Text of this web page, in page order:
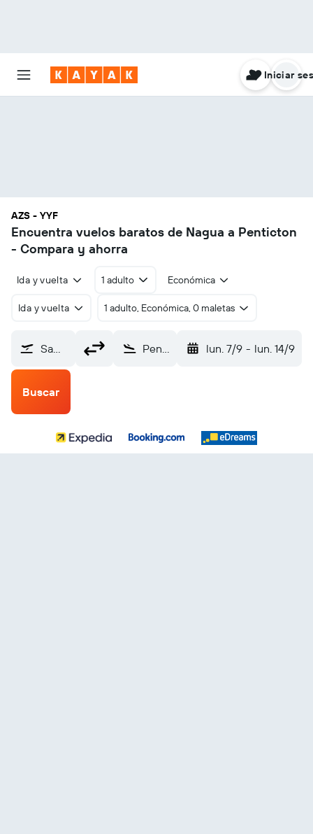
Iniciar
AZS - YYF
Encuentra vuelos baratos de Nagua a Penticton
- Compara y ahorra
Ida y vuelta 1 adulto Económica
Ida y vuelta 1 adulto, Económica, 0 maletas
Samaná El Catey (AZS) Penticton (YYF) lun. 7/9 - lun. 14/9
Buscar